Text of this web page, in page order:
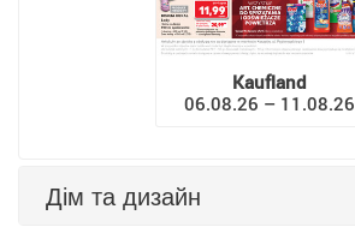
Kaufland
06.08.26 – 11.08.26
Дім та дизайн